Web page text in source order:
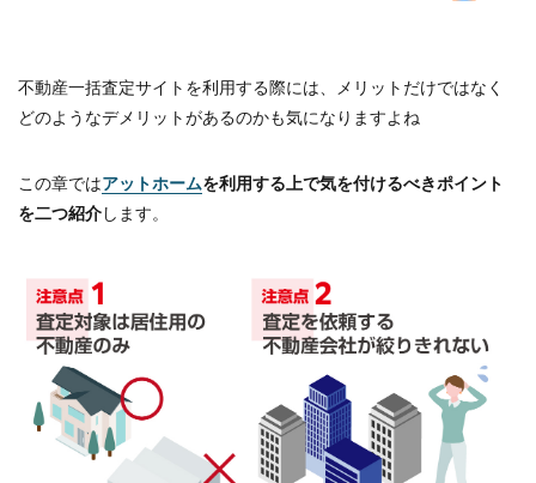
不動産一括査定サイトを利用する際には、メリットだけではなく
どのようなデメリットがあるのかも気になりますよね
この章ではアットホームを利用する上で気を付けるべきポイント
を二つ紹介します。